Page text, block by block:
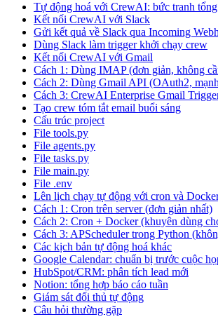
Tự động hoá với CrewAI: bức tranh tổng
Kết nối CrewAI với Slack
Gửi kết quả về Slack qua Incoming
Dùng Slack làm trigger khởi chạy crew
Kết nối CrewAI với Gmail
Cách 1: Dùng IMAP (đơn giản, không
Cách 2: Dùng Gmail API (OAuth2,
Cách 3: CrewAI Enterprise Gmail
Tạo crew tóm tắt email buổi sáng
Cấu trúc project
File tools.py
File agents.py
File tasks.py
File main.py
File .env
Lên lịch chạy tự động với cron và
Cách 1: Cron trên server (đơn giản nhất)
Cách 2: Cron + Docker (khuyên dùng
Cách 3: APScheduler trong Python
Các kịch bản tự động hoá khác
Google Calendar: chuẩn bị trước cuộc
HubSpot/CRM: phân tích lead mới
Notion: tổng hợp báo cáo tuần
Giám sát đối thủ tự động
Câu hỏi thường gặp